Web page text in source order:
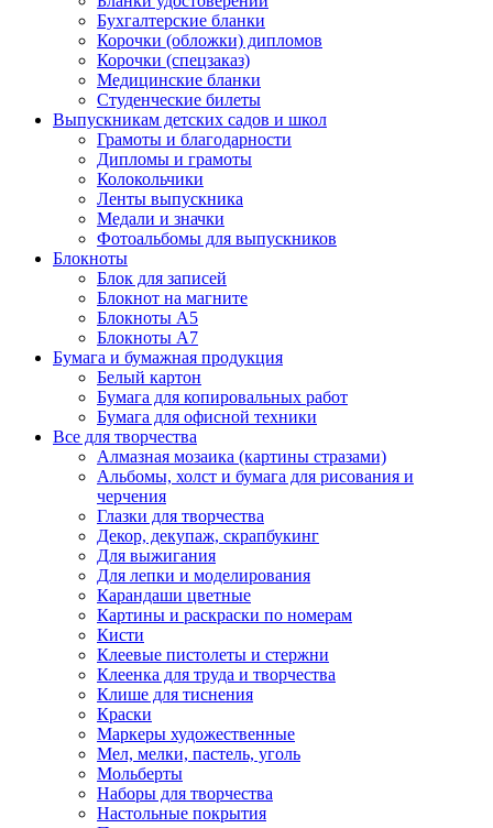
Бухгалтерские бланки
Корочки (обложки) дипломов
Корочки (спецзаказ)
Медицинские бланки
Студенческие билеты
Выпускникам детских садов и школ
Грамоты и благодарности
Дипломы и грамоты
Колокольчики
Ленты выпускника
Медали и значки
Фотоальбомы для выпускников
Блокноты
Блок для записей
Блокнот на магните
Блокноты А5
Блокноты А7
Бумага и бумажная продукция
Белый картон
Бумага для копировальных работ
Бумага для офисной техники
Все для творчества
Алмазная мозаика (картины стразами)
Альбомы, холст и бумага для рисования и
черчения
Глазки для творчества
Декор, декупаж, скрапбукинг
Для выжигания
Для лепки и моделирования
Карандаши цветные
Картины и раскраски по номерам
Кисти
Клеевые пистолеты и стержни
Клеенка для труда и творчества
Клише для тиснения
Краски
Маркеры художественные
Мел, мелки, пастель, уголь
Мольберты
Наборы для творчества
Настольные покрытия